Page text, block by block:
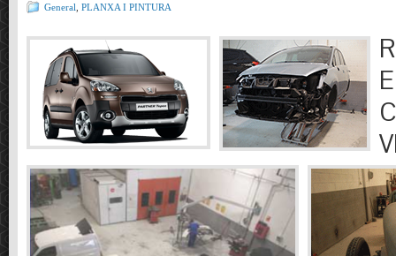
General PLANXA I PINTURA